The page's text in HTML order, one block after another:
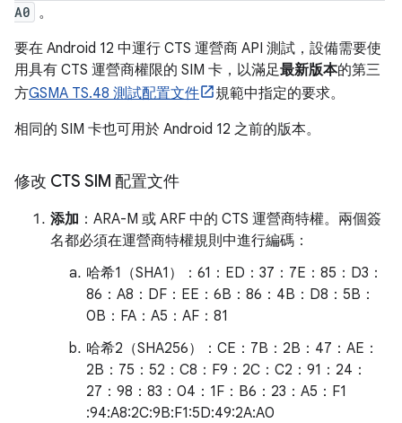
A0 。
要在 Android 12 中運行 CTS 運營商 API 測試，設備需要使
用具有 CTS 運營商權限的 SIM 卡，以滿足最新版本的第三
方GSMA TS.48 測試配置文件
規範中指定的要求。
相同的 SIM 卡也可用於 Android 12 之前的版本。
修改 CTS SIM 配置文件
添加 ：ARA-M 或 ARF 中的 CTS 運營商特權。兩個簽
名都必須在運營商特權規則中進行編碼：
哈希1（SHA1）：61：ED：37：7E：85：D3：
86：A8：DF：EE：6B：86：4B：D8：5B：
0B：FA：A5：AF：81
哈希2（SHA256）：CE：7B：2B：47：AE：
2B：75：52：C8：F9：2C：C2：91：24：
27：98：83：04：1F：B6：23：A5：F1
:94:A8:2C:9B:F1:5D:49:2A:A0